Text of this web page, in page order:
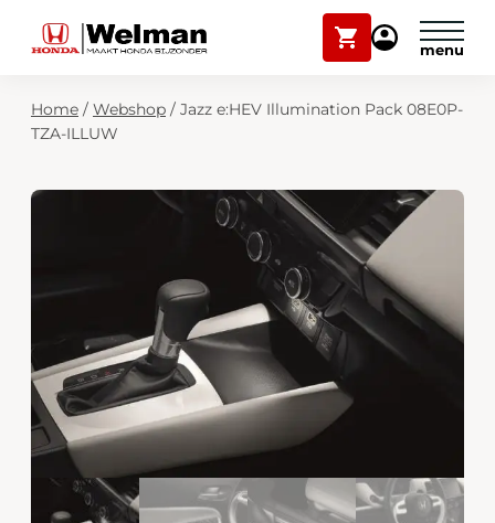
Winkelwagen
Mijn
Modellen
Onderhoud en service
Over ons
Webshop
Contact
Zoekfunctie
Plan onderhoud
Mijn Honda Welman
Home / Webshop / Jazz e:HEV Illumination Pack 08E0P-
TZA-ILLUW